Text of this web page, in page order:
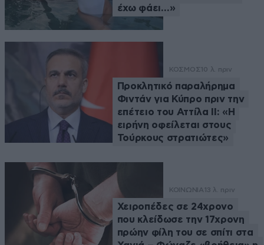
έχω φάει…»
ΚΟΣΜΟΣ 10 λ. πριν
Προκλητικό παραλήρημα
Φιντάν για Κύπρο πριν την
επέτειο του Αττίλα ΙΙ: «Η
ειρήνη οφείλεται στους
Τούρκους στρατιώτες»
ΚΟΙΝΩΝΙΑ 13 λ. πριν
Χειροπέδες σε 24χρονο
που κλείδωσε την 17χρονη
πρώην φίλη του σε σπίτι στα